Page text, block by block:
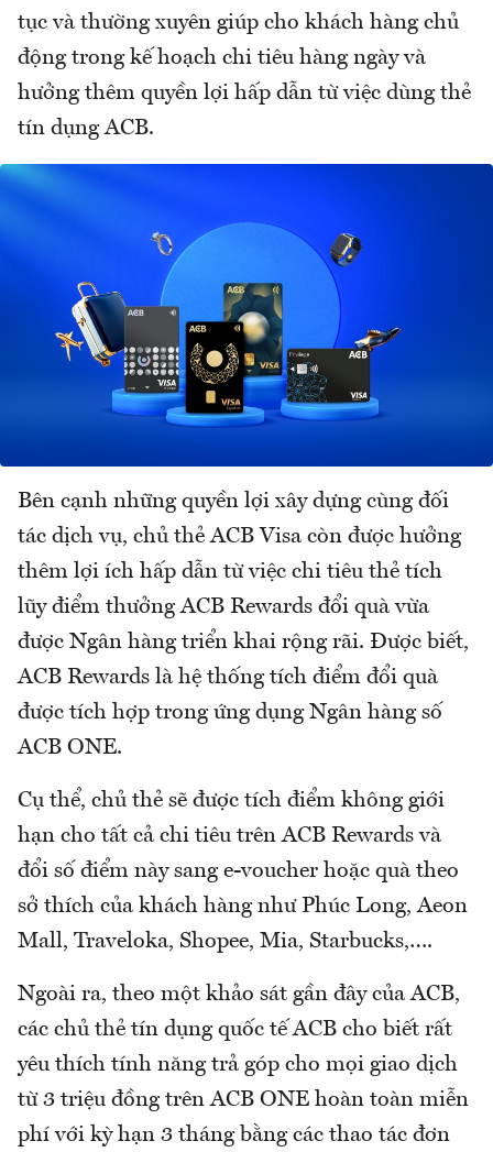
tục và thường xuyên giúp cho khách hàng chủ
động trong kế hoạch chi tiêu hàng ngày và
hưởng thêm quyền lợi hấp dẫn từ việc dùng thẻ
tín dụng ACB.
Bên cạnh những quyền lợi xây dựng cùng đối
tác dịch vụ, chủ thẻ ACB Visa còn được hưởng
thêm lợi ích hấp dẫn từ việc chi tiêu thẻ tích
lũy điểm thưởng ACB Rewards đổi quà vừa
được Ngân hàng triển khai rộng rãi. Được biết,
ACB Rewards là hệ thống tích điểm đổi quà
được tích hợp trong ứng dụng Ngân hàng số
ACB ONE.
Cụ thể, chủ thẻ sẽ được tích điểm không giới
hạn cho tất cả chi tiêu trên ACB Rewards và
đổi số điểm này sang e-voucher hoặc quà theo
sở thích của khách hàng như Phúc Long, Aeon
Mall, Traveloka, Shopee, Mia, Starbucks,….
Ngoài ra, theo một khảo sát gần đây của ACB,
các chủ thẻ tín dụng quốc tế ACB cho biết rất
yêu thích tính năng trả góp cho mọi giao dịch
từ 3 triệu đồng trên ACB ONE hoàn toàn miễn
phí với kỳ hạn 3 tháng bằng các thao tác đơn